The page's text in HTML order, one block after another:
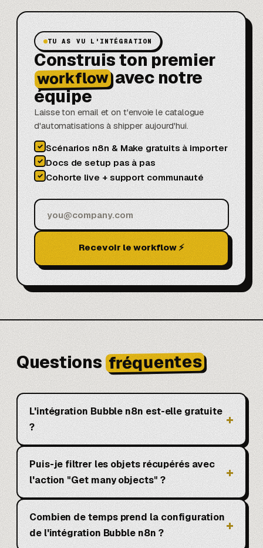
TU AS VU L'INTÉGRATION
Construis ton premier
workflow avec notre
équipe
Laisse ton email et on t'envoie le catalogue
d'automatisations à shipper aujourd'hui.
✓ Scénarios n8n & Make gratuits à importer
✓ Docs de setup pas à pas
✓ Cohorte live + support communauté
Recevoir le workflow ⚡
Questions fréquentes
L'intégration Bubble n8n est-elle gratuite
?
Puis-je filtrer les objets récupérés avec
l'action "Get many objects" ?
Combien de temps prend la configuration
de l'intégration Bubble n8n ?